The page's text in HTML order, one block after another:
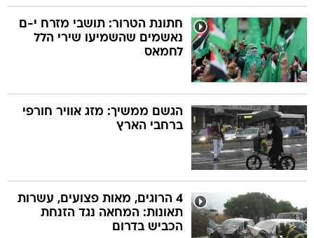
חתונת הטרור: תושבי מזרח י-ם
נאשמים שהשמיעו שירי הלל
לחמאס
הגשם ממשיך: מזג אוויר חורפי
ברחבי הארץ
4 הרוגים, מאות פצועים, עשרות
תאונות: המחאה נגד הזנחת
הכביש בדרום